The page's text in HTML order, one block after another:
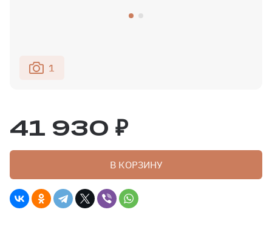
1
41 930 ₽
В КОРЗИНУ